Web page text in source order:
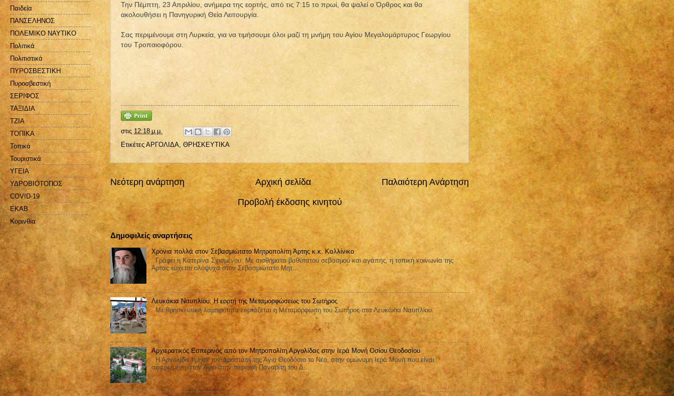
Την Πέμπτη, 23 Απριλίου, ανήμερα της εορτής, από τις 7:15 το πρωί, θα ψαλεί ο Όρθρος και θα
ακολουθήσει η Πανηγυρική Θεία Λειτουργία.
Σας περιμένουμε στη Λυρκεία, για να τιμήσουμε όλοι μαζί τη μνήμη του Αγίου Μεγαλομάρτυρος Γεωργίου
του Τροπαιοφόρου.
στις 12:18 μ.μ.
Ετικέτες ΑΡΓΟΛΙΔΑ ΘΡΗΣΚΕΥΤΙΚΑ
Νεότερη ανάρτηση Παλαιότερη Ανάρτηση
Αρχική σελίδα
Προβολή έκδοσης κινητού
Δημοφιλείς αναρτήσεις
Χρόνια πολλά στον Σεβασμιώτατο Μητροπολίτη Άρτης κ.κ. Καλλίνικο
Γράφει η Κατερίνα Σχισμένου: Με αισθήματα βαθύτατου σεβασμού και αγάπης, η τοπική κοινωνία της
Άρτας εύχεται ολόψυχα στον Σεβασμιώτατο Μητ...
Λευκάκια Ναυπλίου: Η εορτή της Μεταμορφώσεως του Σωτήρος
Με θρησκευτική λαμπρότητα εορτάζεται η Μεταμόρφωση του Σωτήρος στα Λευκάκια Ναυπλίου.
Αρχιερατικός Εσπερινός από τον Μητροπολίτη Αργολίδας στην Ιερά Μονή Οσίου Θεοδοσίου
Η Αργολίδα τίμησε τον προστάτη της Άγιο Θεοδόσιο το Νέο, στην ομώνυμη Ιερά Μονή που είναι
αφιερωμένη στον Άγιο στην περιοχή Παναρίτη του Δ...
Παιδεία
ΠΑΝΣΕΛΗΝΟΣ
ΠΟΛΕΜΙΚΟ ΝΑΥΤΙΚΟ
Πολιτικά
Πολιτιστικά
ΠΥΡΟΣΒΕΣΤΙΚΗ
Πυροσβεστική
ΣΕΡΙΦΟΣ
ΤΑΞΙΔΙΑ
ΤΖΙΑ
ΤΟΠΙΚΑ
Τοπικά
Τουριστικά
ΥΓΕΙΑ
ΥΔΡΟΒΙΟΤΟΠΟΣ
COVID-19
EKAB
Kορινθία